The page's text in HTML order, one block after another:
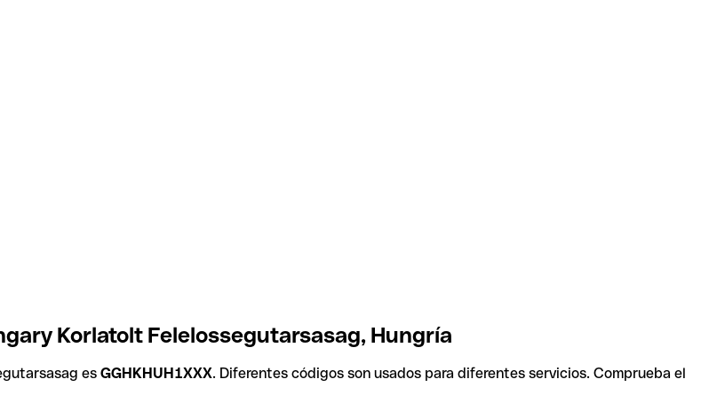
Korlatolt Felelossegutarsasag, Hungría
es GGHKHUH1XXX. Diferentes códigos son usados para diferentes servicios. Comprueba el